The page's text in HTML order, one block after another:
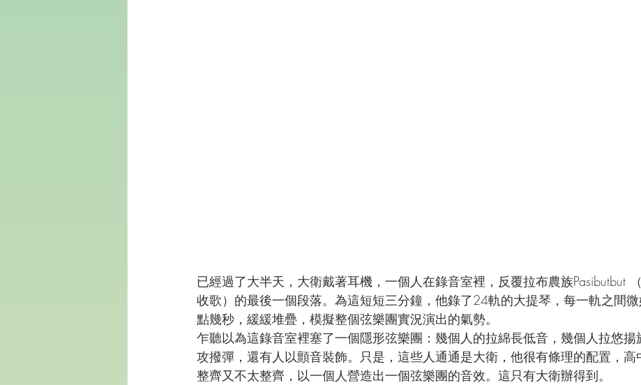
已經過了大半天，大衛戴著耳機，一個人在錄音室裡，反覆拉布農族Pasibutbut
收歌）的最後一個段落。為這短短三分鐘，他錄了24軌的大提琴，每一軌之間
點幾秒，緩緩堆疊，模擬整個弦樂團實況演出的氣勢。
乍聽以為這錄音室裡塞了一個隱形弦樂團：幾個人的拉綿長低音，幾個人拉悠揚
攻撥彈，還有人以顫音裝飾。只是，這些人通通是大衛，他很有條理的配置，高
整齊又不太整齊，以一個人營造出一個弦樂團的音效。這只有大衛辦得到。